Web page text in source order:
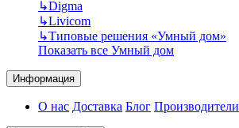
↳Digma
↳Livicom
↳Типовые решения «Умный дом»
Показать все Умный дом
Информация
О нас Доставка Блог Производители